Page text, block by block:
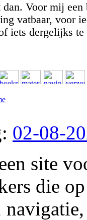
Voor mij
vatbaar, voor
iets dergelijks te
02-08-
site
die